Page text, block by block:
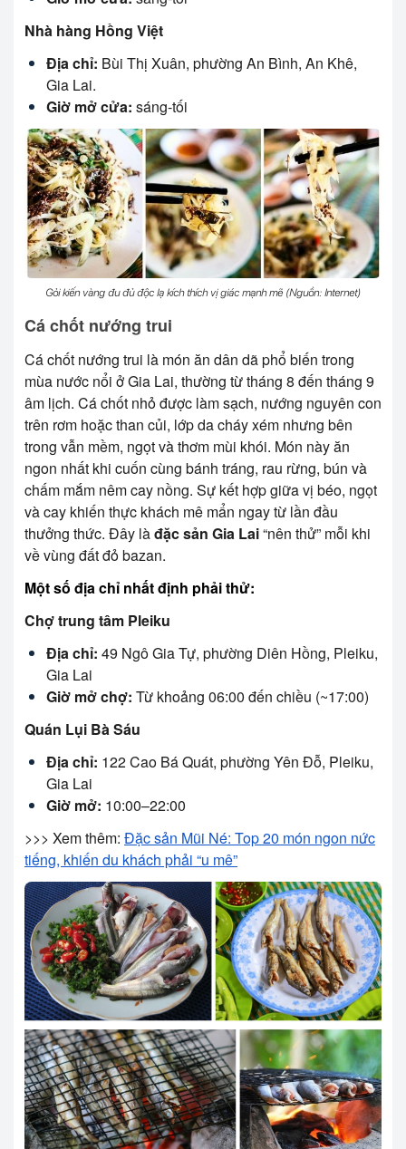
Nhà hàng Hồng Việt
Địa chỉ: Bùi Thị Xuân, phường An Bình, An Khê,
Gia Lai.
Giờ mở cửa: sáng-tối
Gỏi kiến vàng đu đủ độc lạ kích thích vị giác mạnh mẽ (Nguồn: Internet)
Cá chốt nướng trui
Cá chốt nướng trui là món ăn dân dã phổ biến trong
mùa nước nổi ở Gia Lai, thường từ tháng 8 đến tháng 9
âm lịch. Cá chốt nhỏ được làm sạch, nướng nguyên con
trên rơm hoặc than củi, lớp da cháy xém nhưng bên
trong vẫn mềm, ngọt và thơm mùi khói. Món này ăn
ngon nhất khi cuốn cùng bánh tráng, rau rừng, bún và
chấm mắm nêm cay nồng. Sự kết hợp giữa vị béo, ngọt
và cay khiến thực khách mê mẩn ngay từ lần đầu
thưởng thức. Đây làđặc sản Gia Lai“nên thử” mỗi khi
về vùng đất đỏ bazan.
Một số địa chỉ nhất định phải thử:
Chợ trung tâm Pleiku
Địa chỉ: 49 Ngô Gia Tự, phường Diên Hồng, Pleiku,
Gia Lai
Giờ mở chợ: Từ khoảng 06:00 đến chiều (~17:00)
Quán Lụi Bà Sáu
Địa chỉ: 122 Cao Bá Quát, phường Yên Đỗ, Pleiku,
Gia Lai
Giờ mở: 10:00–22:00
>>> Xem thêm: Đặc sản Mũi Né: Top 20 món ngon nức
tiếng, khiến du khách phải “u mê”